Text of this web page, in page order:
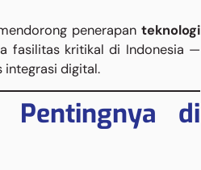
penerapan teknologi
fasilitas kritikal di Indonesia —
integrasi digital.
Pentingnya di